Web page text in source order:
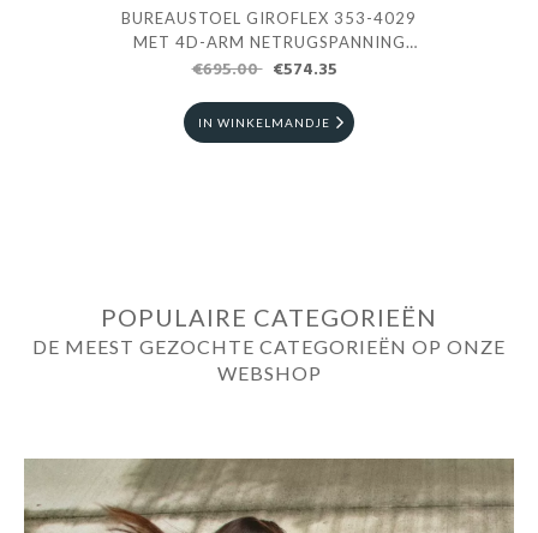
BUREAUSTOEL GIROFLEX 353-4029
MET 4D-ARM NETRUGSPANNING
MARINE BLAUW
€695.00 €574.35
IN WINKELMANDJE
POPULAIRE CATEGORIEËN
DE MEEST GEZOCHTE CATEGORIEËN OP ONZE
WEBSHOP